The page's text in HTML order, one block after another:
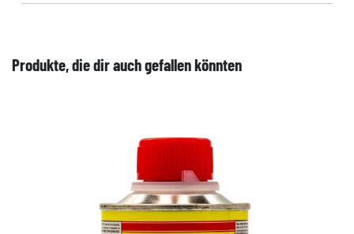
Produkte, die dir auch gefallen könnten